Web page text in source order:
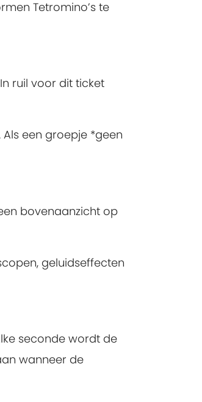
Tetromino’s te
ruil voor dit ticket
een groepje *geen
bovenaanzicht op
geluidseffecten
seconde wordt de
wanneer de